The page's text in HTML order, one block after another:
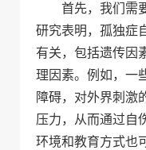
首先，我们需
研究表明，孤独症
有关，包括遗传因
理因素。例如，一
障碍，对外界刺激
压力，从而通过自
环境和教育方式也